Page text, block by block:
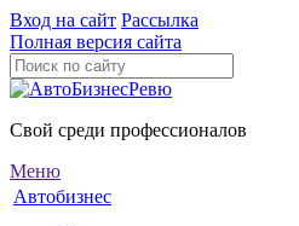
Вход на сайт Рассылка
Полная версия сайта
Свой среди профессионалов
Меню
Автобизнес